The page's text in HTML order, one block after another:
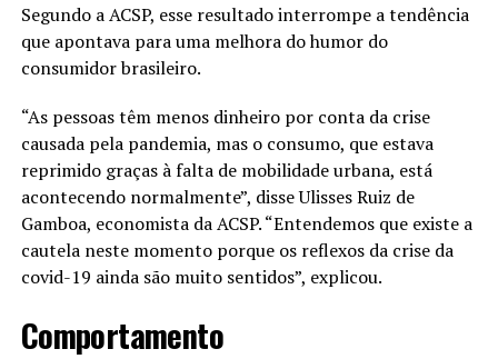
Segundo a ACSP, esse resultado interrompe a tendência
que apontava para uma melhora do humor do
consumidor brasileiro.
“As pessoas têm menos dinheiro por conta da crise
causada pela pandemia, mas o consumo, que estava
reprimido graças à falta de mobilidade urbana, está
acontecendo normalmente”, disse Ulisses Ruiz de
Gamboa, economista da ACSP. “Entendemos que existe a
cautela neste momento porque os reflexos da crise da
covid-19 ainda são muito sentidos”, explicou.
Comportamento